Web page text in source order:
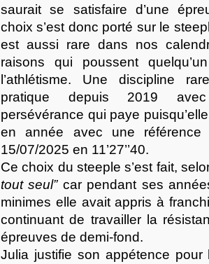
saurait se satisfaire d’une
choix s’est donc porté sur le
est aussi rare dans nos
raisons qui poussent
l’athlétisme. Une discipline
pratique depuis 2019
persévérance qui paye
en année avec une référence
15/07/2025 en 11’27’’40.
Ce choix du steeple s’est fait,
tout seul” car pendant ses
minimes elle avait appris à
continuant de travailler la
épreuves de demi-fond.
Julia justifie son appétence pour